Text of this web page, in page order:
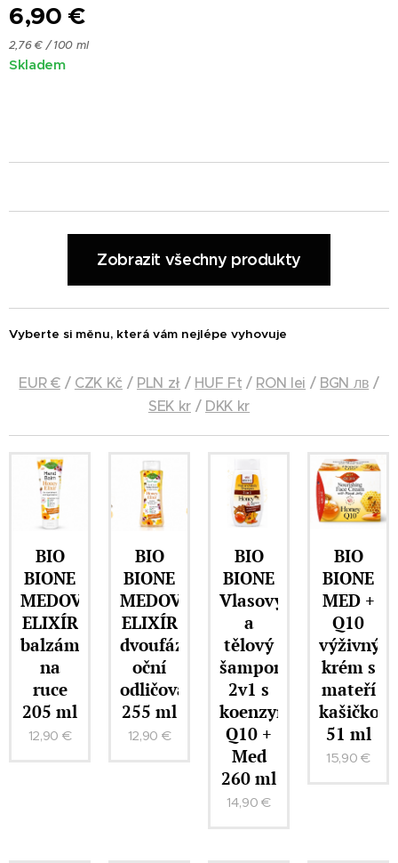
6,90 €
2,76 € / 100 ml
Skladem
Zobrazit všechny produkty
Vyberte si měnu, která vám nejlépe vyhovuje
EUR €/ CZK Kč / PLN zł / HUF Ft / RON lei / BGN лв /
SEK kr/ DKK kr
BIO
BIONE
MEDOVÝ
ELIXÍR
balzám
na
ruce
205 ml
12,90 €
BIO
BIONE
MEDOVÝ
ELIXÍR
dvoufázový
oční
odličovač
255 ml
12,90 €
BIO
BIONE
Vlasový
a
tělový
šampon
2v1 s
koenzymem
Q10 +
Med
260 ml
14,90 €
BIO
BIONE
MED +
Q10
výživný
krém s
mateří
kašičkou
51 ml
15,90 €